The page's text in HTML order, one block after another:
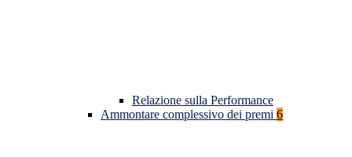
Relazione sulla Performance
Ammontare complessivo dei premi 6